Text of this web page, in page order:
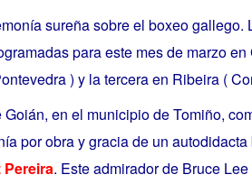
sureña sobre el boxeo gallego.
para este mes de marzo
) y la tercera en Ribeira (
en el municipio de Tomiño,
por obra y gracia de un
. Este admirador de Bruce